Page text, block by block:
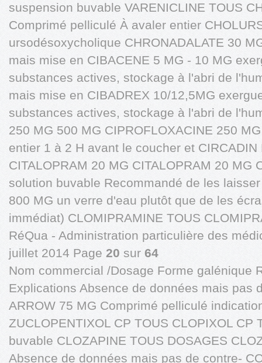
suspension buvable VARENICLINE TOUS
Comprimé pelliculé À avaler entier
ursodésoxycholique CHRONADALATE 30
mais mise en CIBACENE 5 MG - 10 MG
substances actives, stockage à l'abri de
mais mise en CIBADREX 10/12,5MG
substances actives, stockage à l'abri de
250 MG 500 MG CIPROFLOXACINE 250
entier 1 à 2 H avant le coucher et CIRCADIN
CITALOPRAM 20 MG CITALOPRAM 20 MG
solution buvable Recommandé de les
800 MG un verre d'eau plutôt que de les
immédiat) CLOMIPRAMINE TOUS
RéQua - Administration particulière des
juillet 2014 Page 20 sur 64
Nom commercial /Dosage Forme galénique
Explications Absence de données mais pas
ARROW 75 MG Comprimé pelliculé
ZUCLOPENTIXOL CP TOUS CLOPIXOL CP
buvable CLOZAPINE TOUS DOSAGES
Absence de données mais pas de contre-